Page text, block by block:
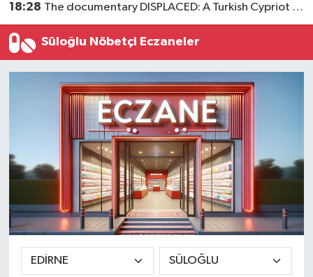
18:28 The documentary DISPLACED: A Turkish Cypriot Story is now available to watch
Süloğlu Nöbetçi Eczaneler
Tüm Manşetler
Son Dakika Haberleri
Haber Arşivi